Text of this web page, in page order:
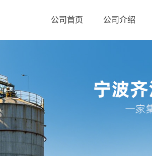
公司首页 公司介绍